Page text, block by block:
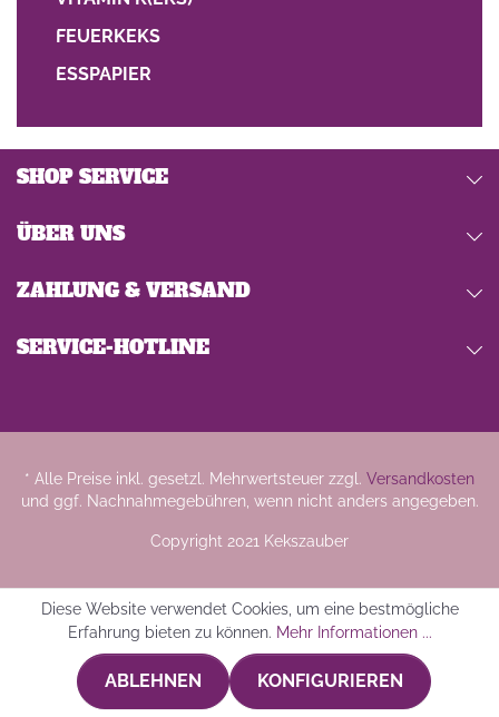
FEUERKEKS
ESSPAPIER
SERVICE-HOTLINE
SHOP SERVICE
ÜBER UNS
ZAHLUNG & VERSAND
* Alle Preise inkl. gesetzl. Mehrwertsteuer zzgl. Versandkosten
und ggf. Nachnahmegebühren, wenn nicht anders angegeben.
Copyright 2021 Kekszauber
Diese Website verwendet Cookies, um eine bestmögliche
Erfahrung bieten zu können. Mehr Informationen ...
ABLEHNEN KONFIGURIEREN